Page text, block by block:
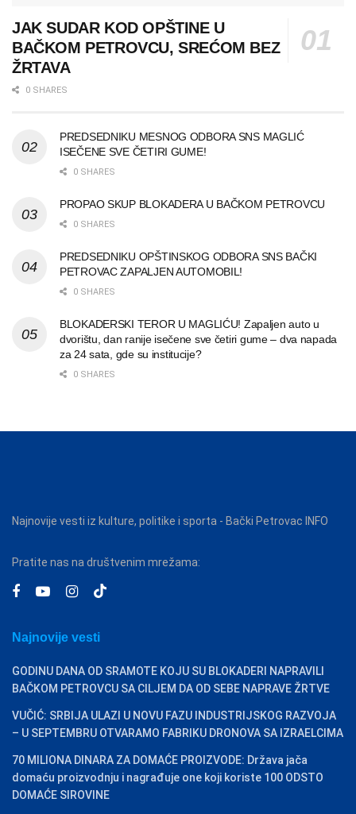
JAK SUDAR KOD OPŠTINE U
BAČKOM PETROVCU, SREĆOM BEZ
ŽRTAVA
0 SHARES
PREDSEDNIKU MESNOG ODBORA SNS MAGLIĆ
ISEČENE SVE ČETIRI GUME!
0 SHARES
PROPAO SKUP BLOKADERA U BAČKOM PETROVCU
0 SHARES
PREDSEDNIKU OPŠTINSKOG ODBORA SNS BAČKI
PETROVAC ZAPALJEN AUTOMOBIL!
0 SHARES
BLOKADERSKI TEROR U MAGLIĆU! Zapaljen auto u
dvorištu, dan ranije isečene sve četiri gume – dva napada
za 24 sata, gde su institucije?
0 SHARES
Najnovije vesti iz kulture, politike i sporta - Bački Petrovac INFO
Pratite nas na društvenim mrežama:
Najnovije vesti
GODINU DANA OD SRAMOTE KOJU SU BLOKADERI NAPRAVILI
BAČKOM PETROVCU SA CILJEM DA OD SEBE NAPRAVE ŽRTVE
VUČIĆ: SRBIJA ULAZI U NOVU FAZU INDUSTRIJSKOG RAZVOJA
– U SEPTEMBRU OTVARAMO FABRIKU DRONOVA SA IZRAELCIMA
70 MILIONA DINARA ZA DOMAĆE PROIZVODE: Država jača
domaću proizvodnju i nagrađuje one koji koriste 100 ODSTO
DOMAĆE SIROVINE